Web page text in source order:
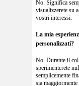
No. Significa
visualizzerete su
vostri interessi.
La mia
personalizzati?
No. Durante il
sperimenterete
semplicemente
sia